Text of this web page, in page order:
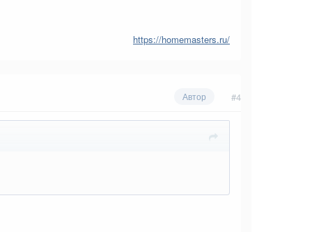
https://homemasters.ru/
Автор #4